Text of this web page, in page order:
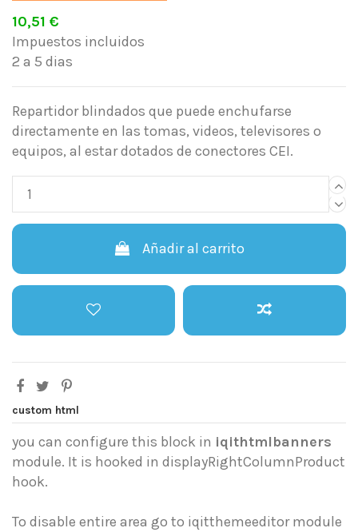
10,51 €
Impuestos incluidos
2 a 5 dias
Repartidor blindados que puede enchufarse
directamente en las tomas, videos, televisores o
equipos, al estar dotados de conectores CEI.
Añadir al carrito
custom html
you can configure this block in iqithtmlbanners
module. It is hooked in displayRightColumnProduct
hook.
To disable entire area go to iqitthemeeditor module